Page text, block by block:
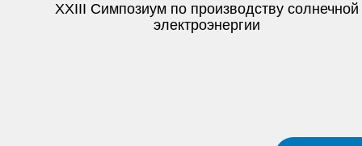
XXIII Симпозиум по производству солнечной
электроэнергии